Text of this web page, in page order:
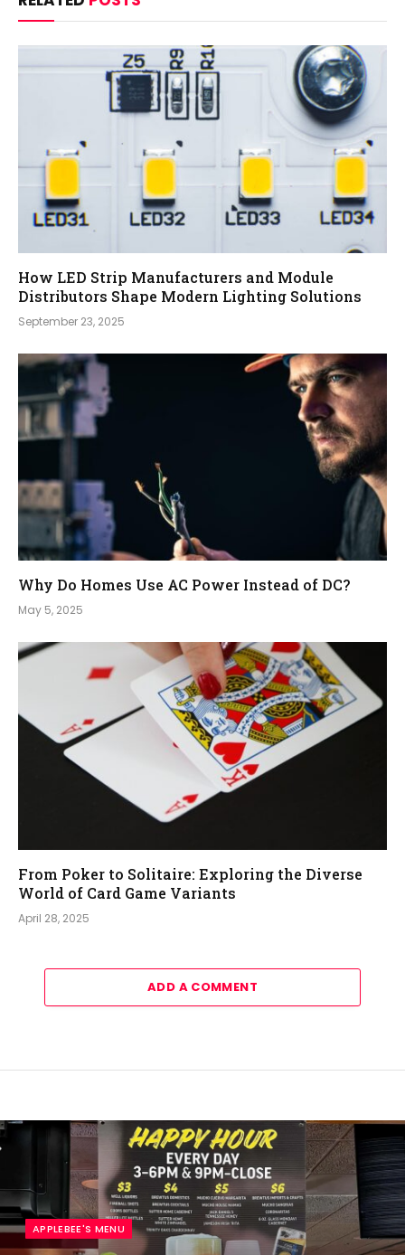
How LED Strip Manufacturers and Module
Distributors Shape Modern Lighting Solutions
September 23, 2025
Why Do Homes Use AC Power Instead of DC?
May 5, 2025
From Poker to Solitaire: Exploring the Diverse
World of Card Game Variants
April 28, 2025
ADD A COMMENT
APPLEBEE'S MENU